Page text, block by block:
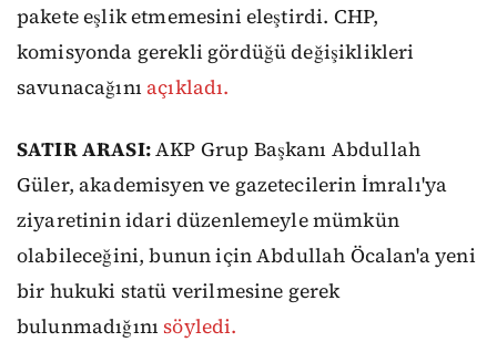
pakete eşlik etmemesini eleştirdi. CHP,
komisyonda gerekli gördüğü değişiklikleri
savunacağını açıkladı.
SATIR ARASI:AKP Grup Başkanı Abdullah
Güler, akademisyen ve gazetecilerin İmralı'ya
ziyaretinin idari düzenlemeyle mümkün
olabileceğini, bunun için Abdullah Öcalan'a yeni
bir hukuki statü verilmesine gerek
bulunmadığınısöyledi.